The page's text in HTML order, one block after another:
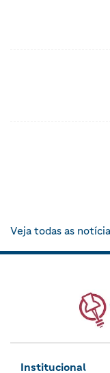
Veja todas as
Institucional